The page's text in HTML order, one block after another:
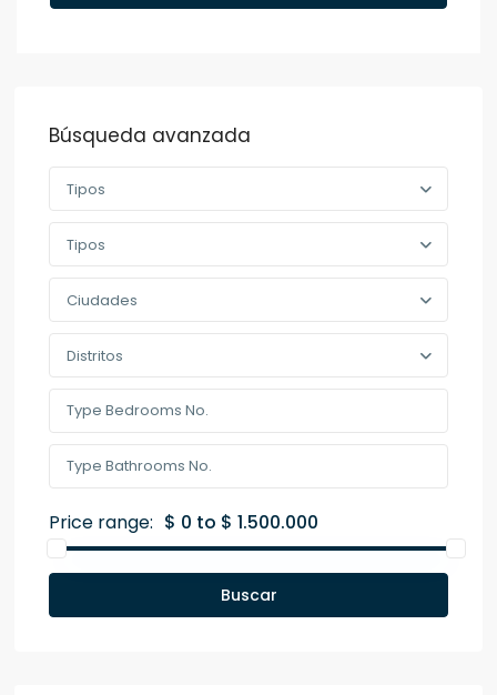
Búsqueda avanzada
Tipos
Tipos
Ciudades
Distritos
Price range: $ 0 to $ 1.500.000
Buscar